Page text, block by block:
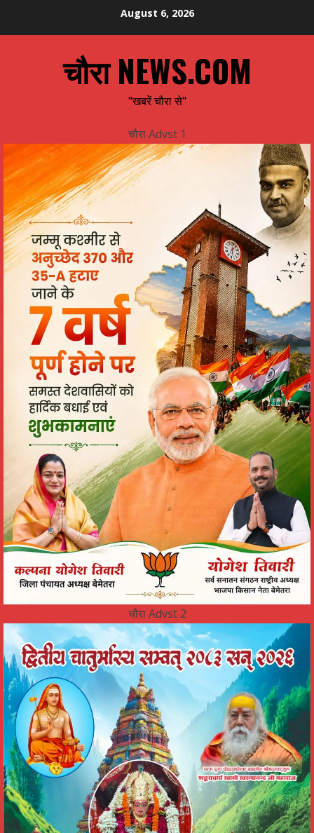
August 6, 2026
चौरा NEWS.COM
"खबरें चौरा से"
चौरा Advst 1
चौरा Advst 2